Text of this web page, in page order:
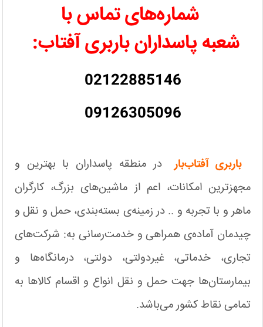
شماره‌‌های تماس با
شعبه پاسداران باربری آفتاب:
02122885146
09126305096
باربری آفتاب‌بار در منطقه پاسداران با بهترین و
مجهزترین امکانات، اعم از ماشین‌های بزرگ، کارگران
ماهر و با تجربه و .. در زمینه‌ی بسته‌بندی، حمل و نقل و
چیدمان آماده‌ی همراهی و خدمت‌رسانی به: شرکت‌های
تجاری، خدماتی، غیردولتی، دولتی، درمانگاه‌ها و
بیمارستان‌ها جهت حمل و نقل انواع و اقسام کالاها به
تمامی نقاط کشور می‌باشد.